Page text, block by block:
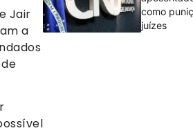
Jair
a
como
juízes